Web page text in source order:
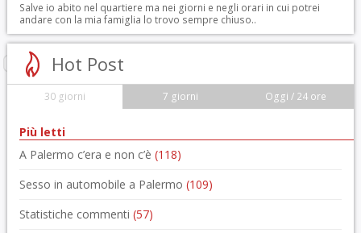
Salve io abito nel quartiere ma nei giorni e negli orari in cui potrei
andare con la mia famiglia lo trovo sempre chiuso..
Hot Post
30 giorni 7 giorni Oggi / 24 ore
Più letti
A Palermo c’era e non c’è (118)
Sesso in automobile a Palermo (109)
Statistiche commenti (57)